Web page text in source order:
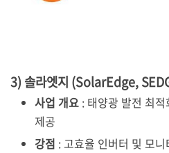
3) 솔라엣지 (SolarEdge,
사업 개요 : 태양광 발전 최
제공
강점 : 고효율 인버터 및 모